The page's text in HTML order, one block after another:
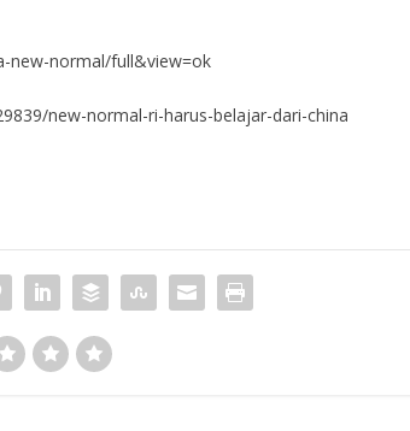
new-normal/full&view=ok
new-normal-ri-harus-belajar-dari-china